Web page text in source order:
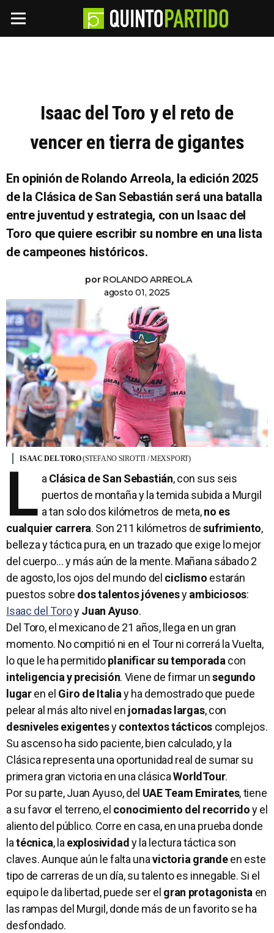
Isaac del Toro y el reto de
vencer en tierra de gigantes
En opinión de Rolando Arreola, la edición 2025
de la Clásica de San Sebastián será una batalla
entre juventud y estrategia, con un Isaac del
Toro que quiere escribir su nombre en una lista
de campeones históricos.
por ROLANDO ARREOLA
agosto 01, 2025
ISAAC DEL TORO(STEFANO SIROTTI / MEXSPORT)
L aClásica de San Sebastián, con sus seis
puertos de montaña y la temida subida a Murgil
a tan solo dos kilómetros de meta,no es
cualquier carrera. Son 211 kilómetros desufrimiento,
belleza y táctica pura, en un trazado que exige lo mejor
del cuerpo… y más aún de la mente. Mañana sábado 2
de agosto, los ojos del mundo del ciclismo estarán
puestos sobre dos talentos jóvenesyambiciosos:
Isaac del ToroyJuan Ayuso.
Del Toro, el mexicano de 21 años, llega en un gran
momento. No compitió ni en el Tour ni correrá la Vuelta,
lo que le ha permitidoplanificar su temporadacon
inteligencia y precisión. Viene de firmar unsegundo
lugaren el Giro de Italiay ha demostrado que puede
pelear al más alto nivel en jornadas largas, con
desniveles exigentesycontextos tácticos complejos.
Su ascenso ha sido paciente, bien calculado, y la
Clásica representa una oportunidad real de sumar su
primera gran victoria en una clásicaWorldTour.
Por su parte, Juan Ayuso, del UAE Team Emirates, tiene
a su favor el terreno, el conocimiento del recorridoy el
aliento del público. Corre en casa, en una prueba donde
latécnica, laexplosividad y la lectura táctica son
claves. Aunque aún le falta unavictoria grandeen este
tipo de carreras de un día, su talento es innegable. Si el
equipo le da libertad, puede ser el gran protagonista en
las rampas del Murgil, donde más de un favorito se ha
desfondado.